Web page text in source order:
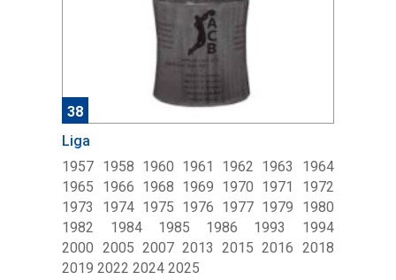
38
Liga
1957 1958 1960 1961 1962 1963 1964
1965 1966 1968 1969 1970 1971 1972
1973 1974 1975 1976 1977 1979 1980
1982 1984 1985 1986 1993 1994
2000 2005 2007 2013 2015 2016 2018
2019 2022 2024 2025